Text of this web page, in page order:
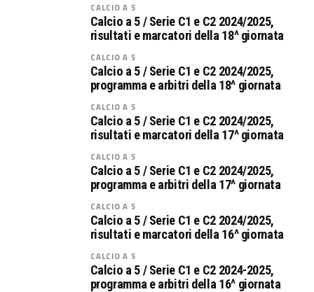
CALCIO A 5
Calcio a 5 / Serie C1 e C2 2024/2025,
risultati e marcatori della 18^ giornata
CALCIO A 5
Calcio a 5 / Serie C1 e C2 2024/2025,
programma e arbitri della 18^ giornata
CALCIO A 5
Calcio a 5 / Serie C1 e C2 2024/2025,
risultati e marcatori della 17^ giornata
CALCIO A 5
Calcio a 5 / Serie C1 e C2 2024/2025,
programma e arbitri della 17^ giornata
CALCIO A 5
Calcio a 5 / Serie C1 e C2 2024/2025,
risultati e marcatori della 16^ giornata
CALCIO A 5
Calcio a 5 / Serie C1 e C2 2024-2025,
programma e arbitri della 16^ giornata